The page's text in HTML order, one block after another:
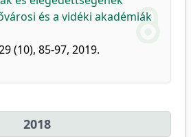
és a vidéki akadémiák
(10), 85-97, 2019.
2018